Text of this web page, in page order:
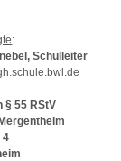
:
Schulleiter
§ 55 RStV
4